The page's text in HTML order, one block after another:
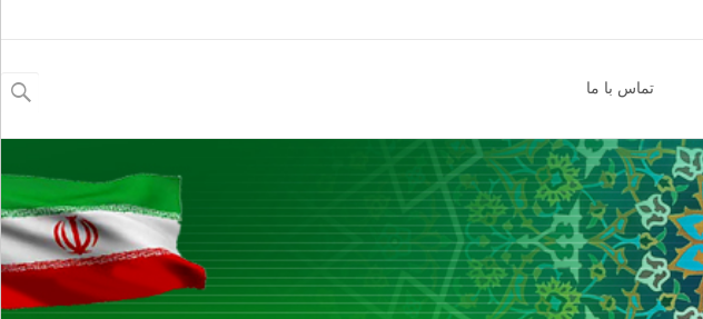
تماس با ما
برای: